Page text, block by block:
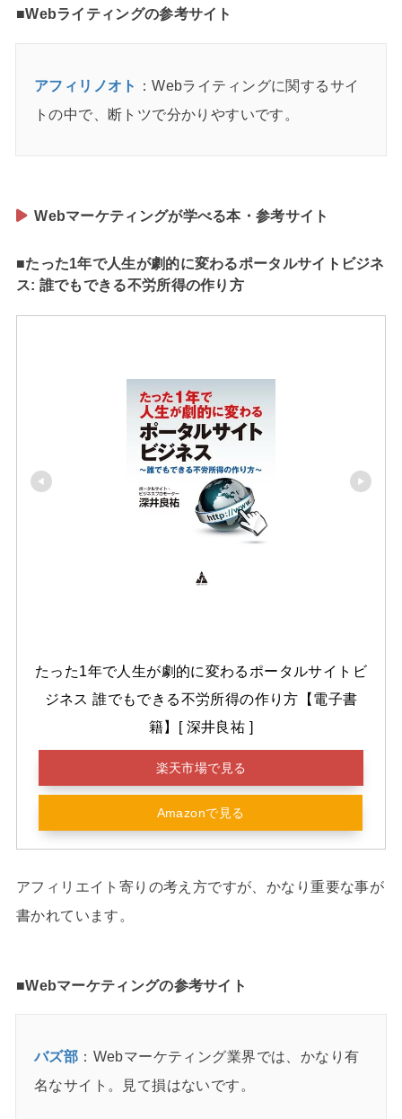
■Webライティングの参考サイト
アフィリノオト
：Webライティングに関するサイ
トの中で、断トツで分かりやすいです。
Webマーケティングが学べる本・参考サイト
■たった1年で人生が劇的に変わるポータルサイトビジネ
ス: 誰でもできる不労所得の作り方
たった1年で人生が劇的に変わるポータルサイトビ
ジネス 誰でもできる不労所得の作り方【電子書
籍】[ 深井良祐 ]
楽天市場で見る
Amazonで見る
アフィリエイト寄りの考え方ですが、かなり重要な事が
書かれています。
■Webマーケティングの参考サイト
バズ部 ：Webマーケティング業界では、かなり有
名なサイト。見て損はないです。